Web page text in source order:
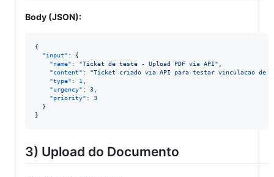
Body (JSON):
{
"input" : {
"name" : "Ticket de teste - Upload PDF via API"
"content" : "Ticket criado via API para testar vinculacao de
"type" : 1
"urgency" : 3
"priority" : 3
  }
}
3) Upload do Documento